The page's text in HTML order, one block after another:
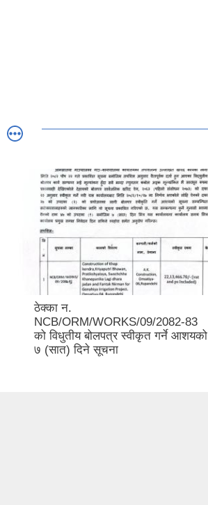
ठेक्का न.
NCB/ORM/WORKS/09/2082-83
को विधुतीय बोलपत्र स्वीकृत गर्ने आशयको
७ (सात) दिने सूचना